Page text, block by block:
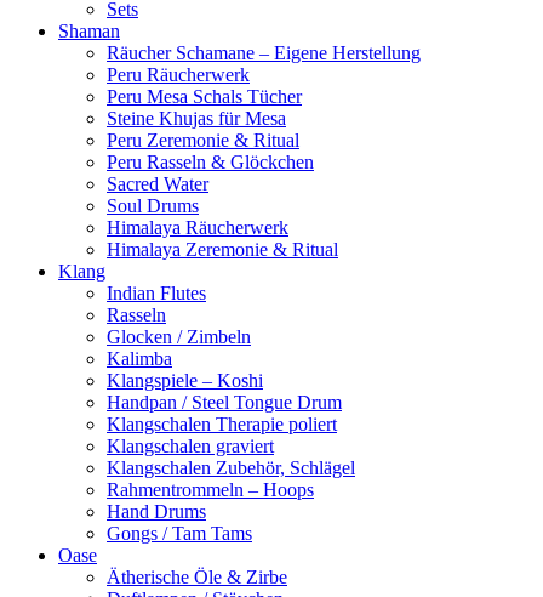
Sets
Shaman
Räucher Schamane – Eigene Herstellung
Peru Räucherwerk
Peru Mesa Schals Tücher
Steine Khujas für Mesa
Peru Zeremonie & Ritual
Peru Rasseln & Glöckchen
Sacred Water
Soul Drums
Himalaya Räucherwerk
Himalaya Zeremonie & Ritual
Klang
Indian Flutes
Rasseln
Glocken / Zimbeln
Kalimba
Klangspiele – Koshi
Handpan / Steel Tongue Drum
Klangschalen Therapie poliert
Klangschalen graviert
Klangschalen Zubehör, Schlägel
Rahmentrommeln – Hoops
Hand Drums
Gongs / Tam Tams
Oase
Ätherische Öle & Zirbe